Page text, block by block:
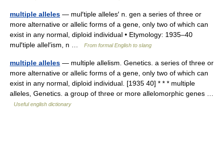
multiple alleles — mul′tiple alleles′ n. gen a series of three or
more alternative or allelic forms of a gene, only two of which can
exist in any normal, diploid individual • Etymology: 1935–40
mul′tiple allel′ism, n …
From formal English to slang
multiple alleles — multiple allelism. Genetics. a series of three or
more alternative or allelic forms of a gene, only two of which can
exist in any normal, diploid individual. [1935 40] * * * multiple
alleles, Genetics. a group of three or more allelomorphic genes …
Useful english dictionary